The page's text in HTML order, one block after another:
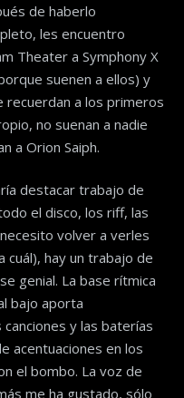
de haberlo
les encuentro
Theater a Symphony X
suenen a ellos) y
recuerdan a los primeros
no suenan a nadie
a Orion Saiph.
destacar trabajo de
el disco, los riff, las
volver a verles
cuál), hay un trabajo de
genial. La base rítmica
bajo aporta
y las baterías
acentuaciones en los
el bombo. La voz de
me ha gustado, sólo